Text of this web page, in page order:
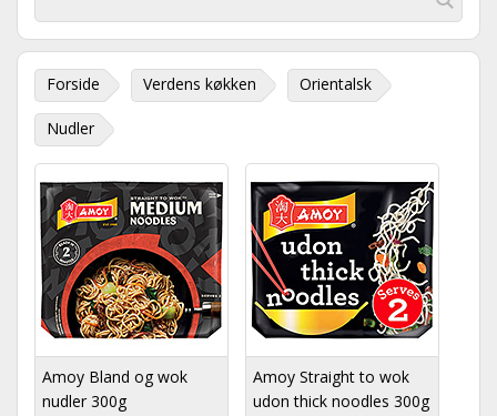
Forside Verdens køkken Orientalsk
Nudler
Amoy Bland og wok
nudler 300g
Amoy Straight to wok
udon thick noodles 300g